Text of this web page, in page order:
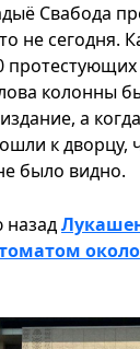
Свабода
не сегодня.
колонны
а когда
к дворцу,
было видно.